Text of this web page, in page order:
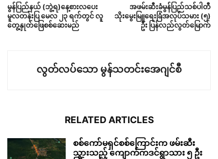
မွန်ပြည်နယ် (ဘွဲ့ရ)နေ့စားလပေး
မူလတန်းပြ မေလ ၂၃ ရက်တွင် လူ
တွေ့နှုတ်ဖြေစစ်ဆေးမည်
အဖမ်းဆီးခံမွန်ပြည်သစ်ပါတီ
သိုးမွေးမြူရေးခြံအလုပ်သမား (၅)
ဦး ပြန်လည်လွတ်မြောက်
လွတ်လပ်သော မွန်သတင်းအေဂျင်စီ
RELATED ARTICLES
စစ်ကော်မရှင်စစ်ကြောင်းက ဖမ်းဆီး
သွားသည့် ကျောက်ကဒင်ရွာသား ၅ ဦး